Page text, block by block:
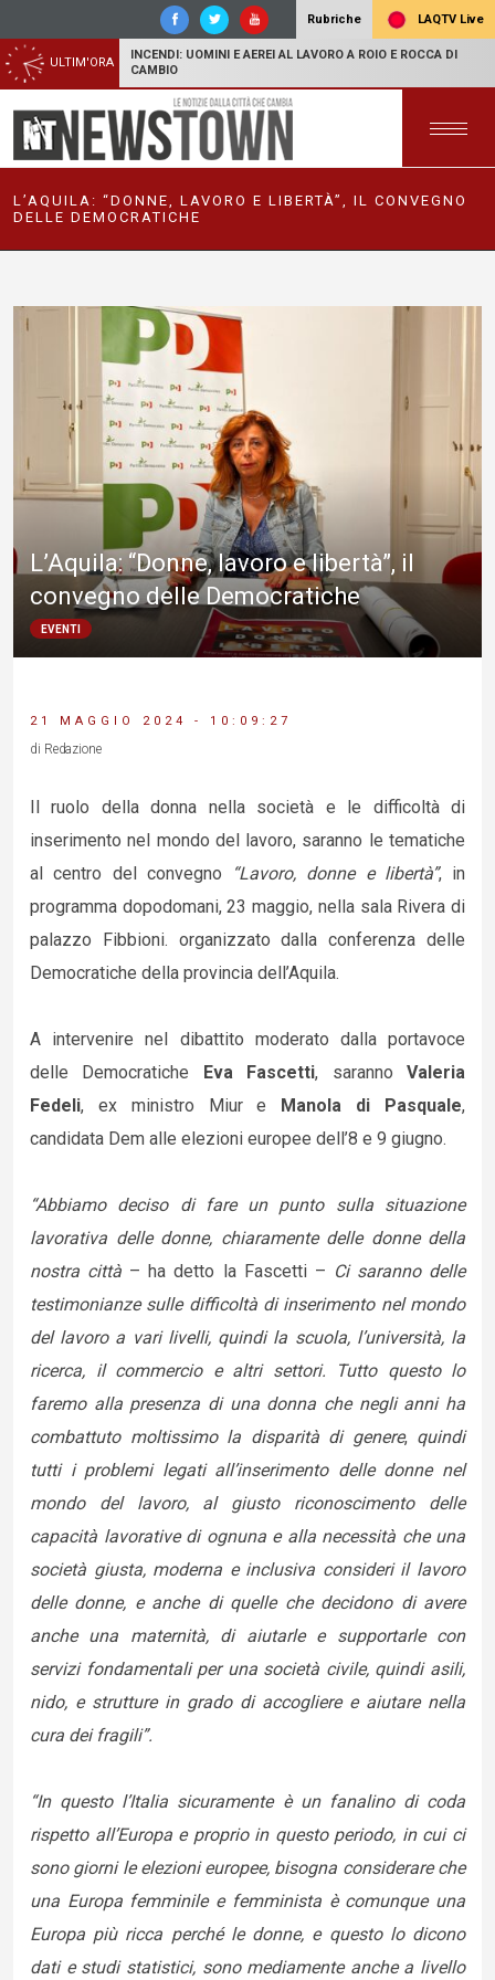
Rubriche LAQTV Live
ULTIM'ORA
INCENDI: UOMINI E AEREI AL LAVORO A ROIO E ROCCA DI
CAMBIO
L’AQUILA: “DONNE, LAVORO E LIBERTÀ”, IL CONVEGNO
DELLE DEMOCRATICHE
L’Aquila: “Donne, lavoro e libertà”, il
convegno delle Democratiche
EVENTI
21 MAGGIO 2024 - 10:09:27
di Redazione
Il ruolo della donna nella società e le difficoltà di
inserimento nel mondo del lavoro, saranno le tematiche
al centro del convegno
“Lavoro, donne e libertà”, in
programma dopodomani, 23 maggio, nella sala Rivera di
palazzo Fibbioni. organizzato dalla conferenza delle
Democratiche della provincia dell’Aquila.
A intervenire nel dibattito moderato dalla portavoce
delle Democratiche Eva Fascetti, sarannoValeria
Fedeli, ex ministro Miur e Manola di Pasquale,
candidata Dem alle elezioni europee dell’8 e 9 giugno.
“Abbiamo deciso di fare un punto sulla situazione
lavorativa delle donne, chiaramente delle donne della
nostra città – ha detto la Fascetti – Ci saranno delle
testimonianze sulle difficoltà di inserimento nel mondo
del lavoro a vari livelli, quindi la scuola, l’università, la
ricerca, il commercio e altri settori. Tutto questo lo
faremo alla presenza di una donna che negli anni ha
combattuto moltissimo la disparità di genere, quindi
tutti i problemi legati all’inserimento delle donne nel
mondo del lavoro, al giusto riconoscimento delle
capacità lavorative di ognuna e alla necessità che una
società giusta, moderna e inclusiva consideri il lavoro
delle donne, e anche di quelle che decidono di avere
anche una maternità, di aiutarle e supportarle con
servizi fondamentali per una società civile, quindi asili,
nido, e strutture in grado di accogliere e aiutare nella
cura dei fragili”.
“In questo l’Italia sicuramente è un fanalino di coda
rispetto all’Europa e proprio in questo periodo, in cui ci
sono giorni le elezioni europee, bisogna considerare che
una Europa femminile e femminista è comunque una
Europa più ricca perché le donne, e questo lo dicono
dati e studi statistici, sono mediamente anche a livello